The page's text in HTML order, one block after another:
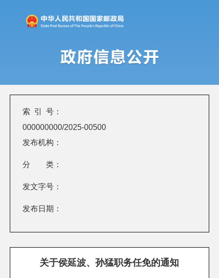
索 引 号：
000000000/2025-00500
发布机构：
分 类：
发文字号：
发布日期：
关于侯延波、孙猛职务任免的通知